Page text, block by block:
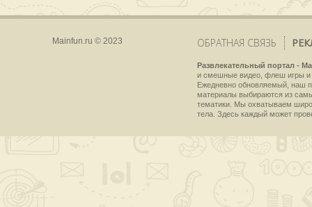
Mainfun.ru © 2023 ОБРАТНАЯ СВЯЗЬ
Развлекательный портал -
и смешные видео, флеш игры и
Ежедневно обновляемый, наш
материалы выбираются из
тематики. Мы охватываем
тела. Здесь каждый может